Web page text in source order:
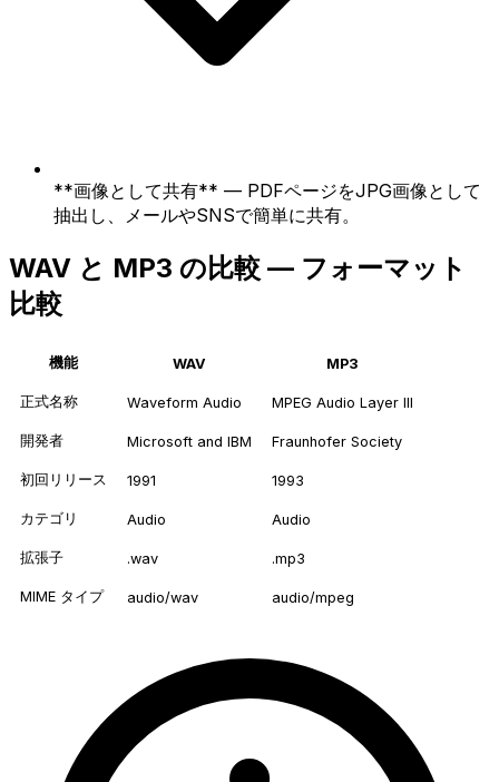
**画像として共有** — PDFページをJPG画像として
抽出し、メールやSNSで簡単に共有。
WAV と MP3 の比較 — フォーマット
比較
機能 WAV MP3
正式名称 Waveform Audio MPEG Audio Layer III
開発者 Microsoft and IBM Fraunhofer Society
初回リリース 1991 1993
カテゴリ Audio Audio
拡張子 .wav .mp3
MIME タイプ audio/wav audio/mpeg